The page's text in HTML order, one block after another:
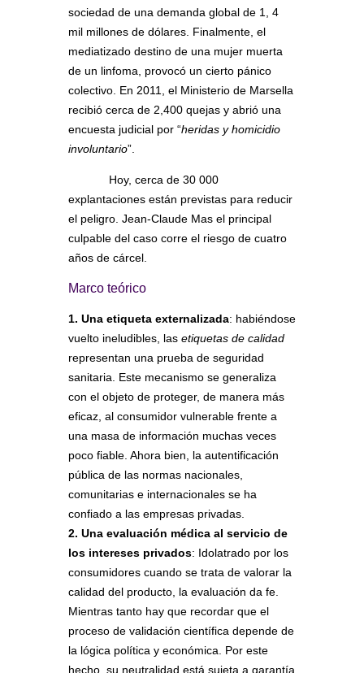
sociedad de una demanda global de 1, 4
mil millones de dólares. Finalmente, el
mediatizado destino de una mujer muerta
de un linfoma, provocó un cierto pánico
colectivo. En 2011, el Ministerio de Marsella
recibió cerca de 2,400 quejas y abrió una
encuesta judicial por “heridas y homicidio
involuntario”.
Hoy, cerca de 30 000
explantaciones están previstas para reducir
el peligro. Jean-Claude Mas el principal
culpable del caso corre el riesgo de cuatro
años de cárcel.
Marco teórico
1. Una etiqueta externalizada: habiéndose
vuelto ineludibles, las etiquetas de calidad
representan una prueba de seguridad
sanitaria. Este mecanismo se generaliza
con el objeto de proteger, de manera más
eficaz, al consumidor vulnerable frente a
una masa de información muchas veces
poco fiable. Ahora bien, la autentificación
pública de las normas nacionales,
comunitarias e internacionales se ha
confiado a las empresas privadas.
2. Una evaluación médica al servicio de
los intereses privados: Idolatrado por los
consumidores cuando se trata de valorar la
calidad del producto, la evaluación da fe.
Mientras tanto hay que recordar que el
proceso de validación científica depende de
la lógica política y económica. Por este
hecho, su neutralidad está sujeta a garantía